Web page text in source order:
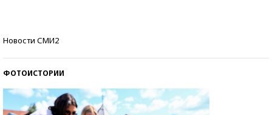
Новости СМИ2
ФОТОИСТОРИИ